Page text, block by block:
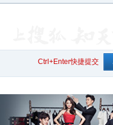
Ctrl+Enter快捷提交